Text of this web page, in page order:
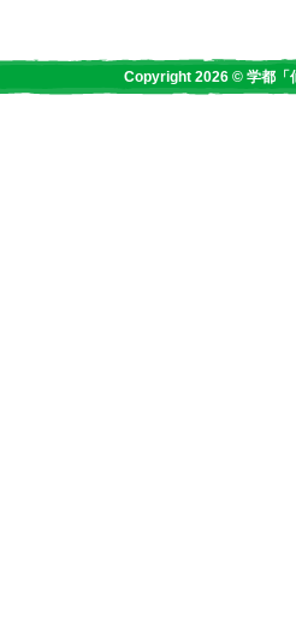
Copyright 2026 © 学都「